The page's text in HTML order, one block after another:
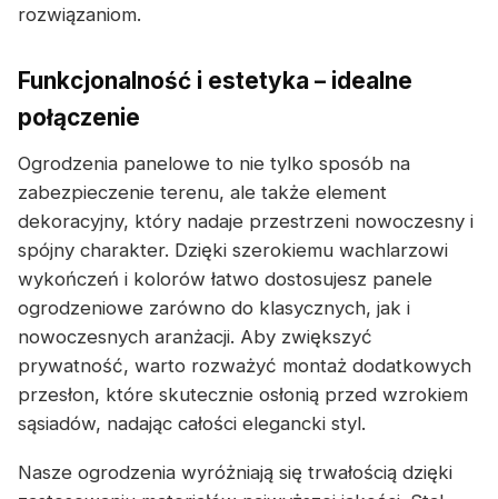
rozwiązaniom.
Funkcjonalność i estetyka – idealne
połączenie
Ogrodzenia panelowe to nie tylko sposób na
zabezpieczenie terenu, ale także element
dekoracyjny, który nadaje przestrzeni nowoczesny i
spójny charakter. Dzięki szerokiemu wachlarzowi
wykończeń i kolorów łatwo dostosujesz panele
ogrodzeniowe zarówno do klasycznych, jak i
nowoczesnych aranżacji. Aby zwiększyć
prywatność, warto rozważyć montaż dodatkowych
przesłon, które skutecznie osłonią przed wzrokiem
sąsiadów, nadając całości elegancki styl.
Nasze ogrodzenia wyróżniają się trwałością dzięki